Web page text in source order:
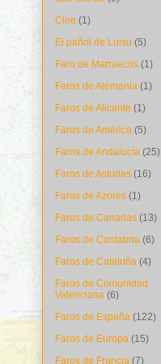
Cine (1)
El pañol de Luisu (5)
Faro de Marruecos (1)
Faros de Alemania (1)
Faros de Alicante (1)
Faros de América (5)
Faros de Andalucía (25)
Faros de Asturias (16)
Faros de Azores (1)
Faros de Canarias (13)
Faros de Cantabria (6)
Faros de Cataluña (4)
Faros de Comunidad
Valenciana (6)
Faros de España (122)
Faros de Europa (15)
Faros de Francia (7)